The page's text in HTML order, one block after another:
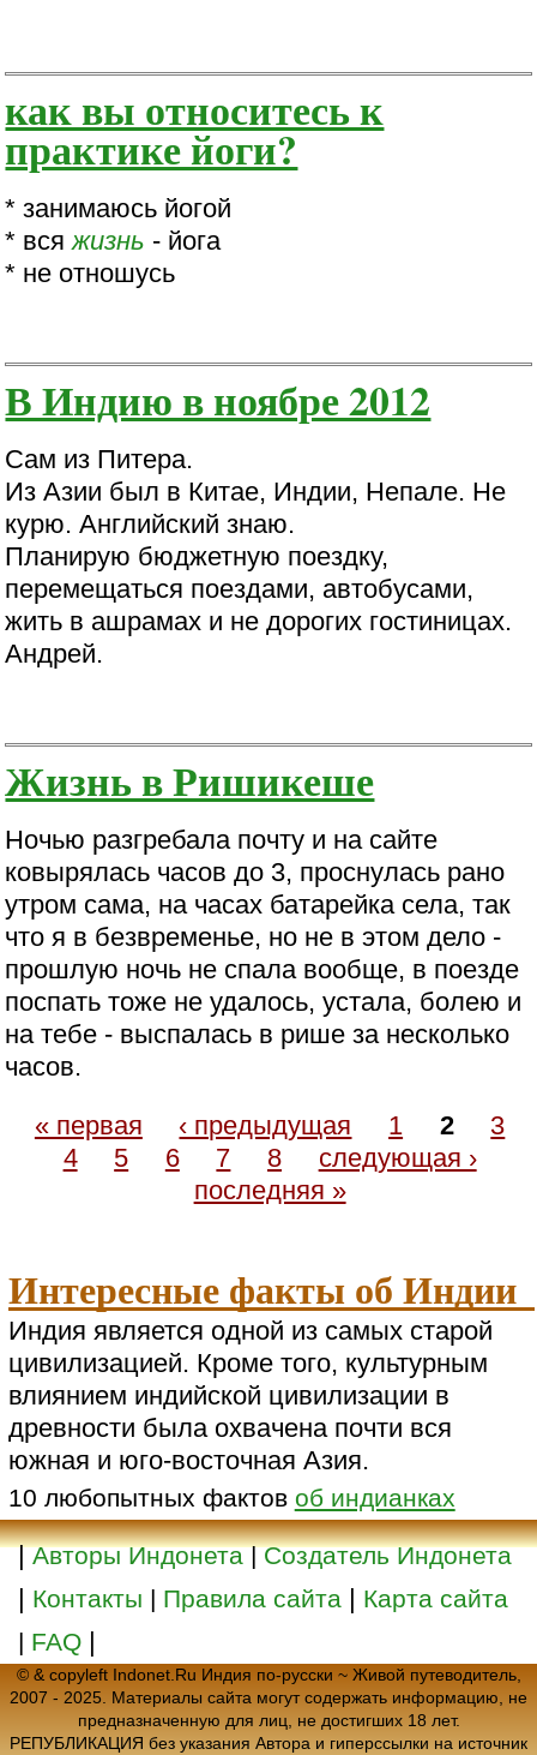
как вы относитесь к
практике йоги?
* занимаюсь йогой
* всяжизнь - йога
* не отношусь
В Индию в ноябре 2012
Сам из Питера.
Из Азии был в Китае, Индии, Непале. Не
курю. Английский знаю.
Планирую бюджетную поездку,
перемещаться поездами, автобусами,
жить в ашрамах и не дорогих гостиницах.
Андрей.
Жизнь в Ришикеше
Ночью разгребала почту и на сайте
ковырялась часов до 3, проснулась рано
утром сама, на часах батарейка села, так
что я в безвременье, но не в этом дело -
прошлую ночь не спала вообще, в поезде
поспать тоже не удалось, устала, болею и
на тебе - выспалась в рише за несколько
часов.
« первая
‹ предыдущая 1 2
3
4
5 6 7 8
следующая ›
последняя »
Интересные факты об Индии
Индия является одной из самых старой
цивилизацией. Кроме того, культурным
влиянием индийской цивилизации в
древности была охвачена почти вся
южная и юго-восточная Азия.
10 любопытных фактов об индианках
|Авторы Индонета|Создатель Индонета
| Контакты | Правила сайта | Карта сайта
| FAQ |
© & copyleft Indonet.Ru Индия по-русски ~ Живой путеводитель,
2007 - 2025. Материалы сайта могут содержать информацию, не
предназначенную для лиц, не достигших 18 лет.
РЕПУБЛИКАЦИЯ без указания Автора и гиперссылки на источник